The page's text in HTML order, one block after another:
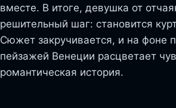
вместе. В итоге, девушка от
решительный шаг: становится
Сюжет закручивается, и на фоне
пейзажей Венеции расцветает
романтическая история.